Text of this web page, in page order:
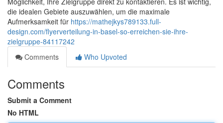
die idealen Gebiete auszuwählen, um die maximale
Aufmerksamkeit für https://mathejkys789133.full-
design.com/flyerverteilung-in-basel-so-erreichen-sie-ihre-
zielgruppe-84117242
Comments
Who Upvoted
Comments
Submit a Comment
No HTML